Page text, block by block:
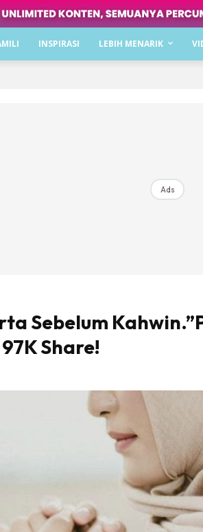
INSPIRASI LEBIH MENARIK
Ads
Sebelum
Share!